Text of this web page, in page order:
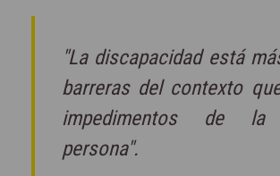
"La discapacidad está
barreras del contexto
impedimentos de la
persona".